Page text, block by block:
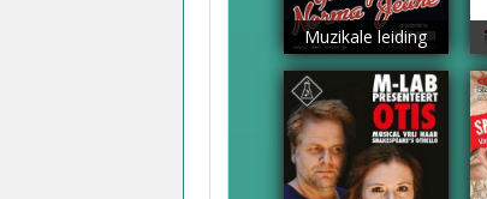
Muzikale leiding